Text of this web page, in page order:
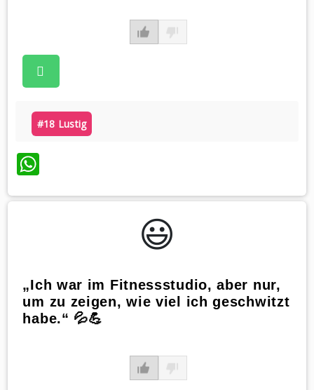
#18 Lustig
WhatsApp
😃️
„Ich war im Fitnessstudio, aber nur,
um zu zeigen, wie viel ich geschwitzt
habe.“ 💦💪